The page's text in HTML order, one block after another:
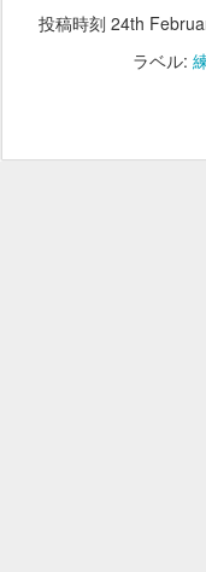
投稿時刻 24th
ラベル: